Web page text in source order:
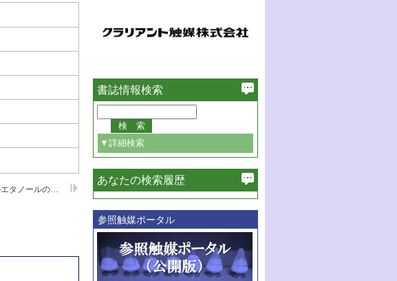
バイオマスからの水素製造―エタノールの水蒸気改質触媒の開発
書誌情報検索
▼詳細検索
必ず含む
巻・号指定
巻
号
範囲指定
巻
号～
巻
あなたの検索履歴
参照触媒ポータル